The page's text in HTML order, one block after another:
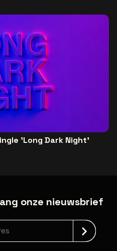
'Long Dark Night'
onze nieuwsbrief